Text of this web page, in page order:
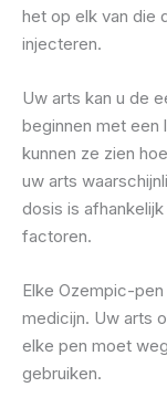
het op elk van die
injecteren.
Uw arts kan u de
beginnen met een
kunnen ze zien
uw arts
dosis is
factoren.
Elke Ozempic-
medicijn. Uw arts
elke pen moet
gebruiken.